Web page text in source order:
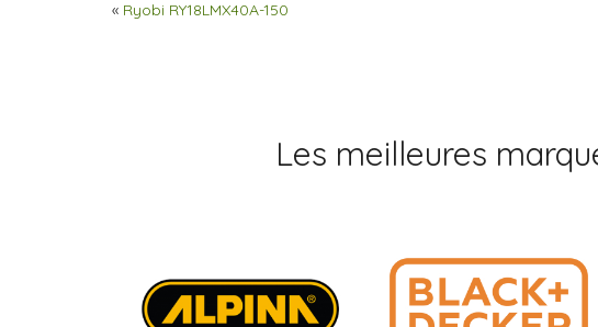
« Ryobi RY18LMX40A-150
Les meilleures